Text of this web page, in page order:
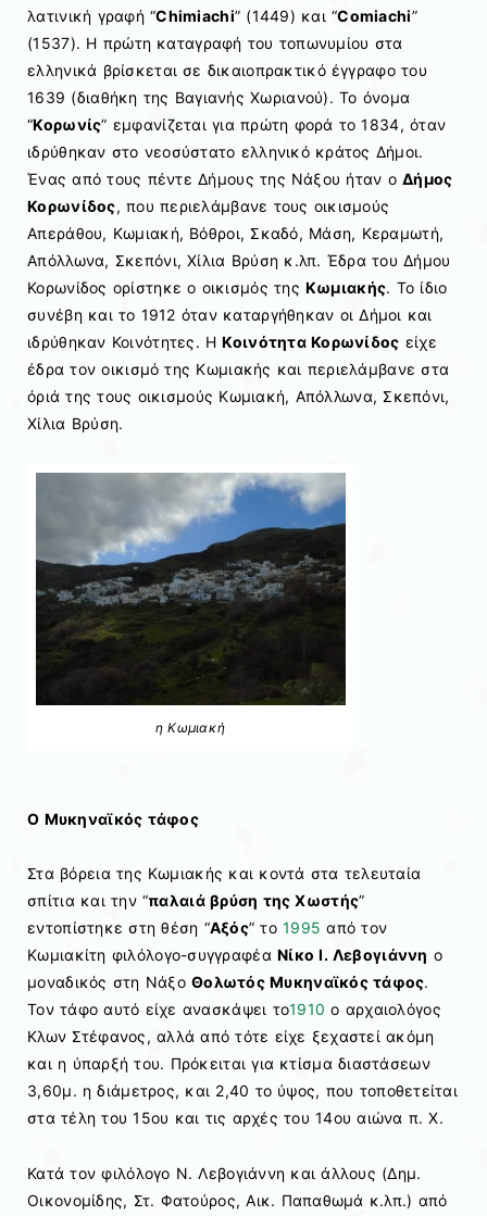
λατινική γραφή “Chimiachi” (1449) και “Comiachi”
(1537). Η πρώτη καταγραφή του τοπωνυμίου στα
ελληνικά βρίσκεται σε δικαιοπρακτικό έγγραφο του
1639 (διαθήκη της Βαγιανής Χωριανού). Το όνομα
“Κορωνίς” εμφανίζεται για πρώτη φορά το 1834, όταν
ιδρύθηκαν στο νεοσύστατο ελληνικό κράτος Δήμοι.
Ένας από τους πέντε Δήμους της Νάξου ήταν οΔήμος
Κορωνίδος, που περιελάμβανε τους οικισμούς
Απεράθου, Κωμιακή, Βόθροι, Σκαδό, Μάση, Κεραμωτή,
Απόλλωνα, Σκεπόνι, Χίλια Βρύση κ.λπ. Έδρα του Δήμου
Κορωνίδος ορίστηκε ο οικισμός της Κωμιακής. Το ίδιο
συνέβη και το 1912 όταν καταργήθηκαν οι Δήμοι και
ιδρύθηκαν Κοινότητες. ΗΚοινότητα Κορωνίδος είχε
έδρα τον οικισμό της Κωμιακής και περιελάμβανε στα
όριά της τους οικισμούς Κωμιακή, Απόλλωνα, Σκεπόνι,
Χίλια Βρύση.
η Κωμιακή
Ο Μυκηναϊκός τάφος
Στα βόρεια της Κωμιακής και κοντά στα τελευταία
σπίτια και την “παλαιά βρύση της Χωστής”
εντοπίστηκε στη θέση “Αξός” το1995 από τον
Κωμιακίτη φιλόλογο-συγγραφέα Νίκο Ι. Λεβογιάννη ο
μοναδικός στη ΝάξοΘολωτός Μυκηναϊκός τάφος.
Τον τάφο αυτό είχε ανασκάψει το1910 ο αρχαιολόγος
Κλων Στέφανος, αλλά από τότε είχε ξεχαστεί ακόμη
και η ύπαρξή του. Πρόκειται για κτίσμα διαστάσεων
3,60μ. η διάμετρος, και 2,40 το ύψος, που τοποθετείται
στα τέλη του 15ου και τις αρχές του 14ου αιώνα π. Χ.
Κατά τον φιλόλογο Ν. Λεβογιάννη και άλλους (Δημ.
Οικονομίδης, Στ. Φατούρος, Αικ. Παπαθωμά κ.λπ.) από